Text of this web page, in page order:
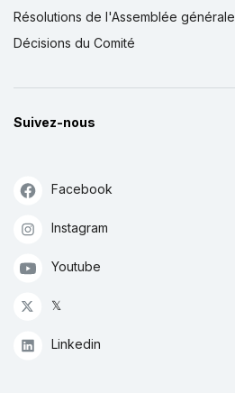
Résolutions de l'Assemblée générale
Décisions du Comité
Suivez-nous
Facebook
Instagram
Youtube
𝕏
Linkedin